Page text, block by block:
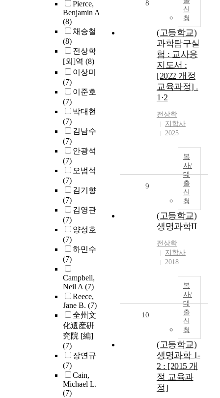
Pierce,
Benjamin A
(8)
채승철
(8)
전상학
[외]역 (8)
이상미
(7)
이준호
(7)
박대현
(7)
김남수
(7)
안광석
(7)
오범석
(7)
김기향
(7)
김영관
(7)
양성호
(7)
하민수
(7)
Campbell,
Neil A(7)
Reece,
Jane B. (7)
全州文
化遺産硏
究院 [編]
(7)
장연규
(7)
Cain,
Michael L.
(7)
신
청
8
(고등학교)
과학탐구실
험 : 교사용
지도서 :
[2022 개정
교육과정] .
1·2
전상학
지학사
2025
복
사/
대
출
신
청
9
(고등학교)
생명과학II
전상학
지학사
2018
복
사/
대
출
신
청
10
(고등학교)
생명과학 1-
2 : [2015 개
정 교육과
정]